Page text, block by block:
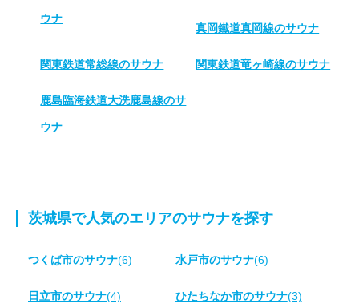
ウナ
真岡鐵道真岡線のサウナ
関東鉄道常総線のサウナ 関東鉄道竜ヶ崎線のサウナ
鹿島臨海鉄道大洗鹿島線のサ
ウナ
茨城県で人気のエリアのサウナを探す
つくば市のサウナ(6) 水戸市のサウナ(6)
日立市のサウナ(4) ひたちなか市のサウナ(3)